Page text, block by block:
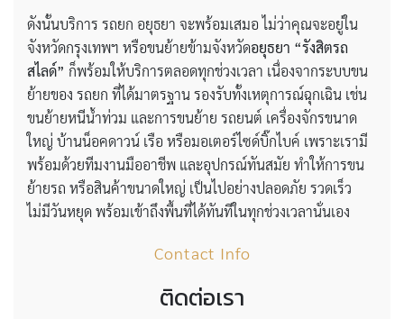
ดังนั้นบริการ รถยก อยุธยา จะพร้อมเสมอ ไม่ว่าคุณจะอยู่ใน
จังหวัดกรุงเทพฯ หรือขนย้ายข้ามจังหวัดอยุธยา “รังสิตรถ
สไลด์” ก็พร้อมให้บริการตลอดทุกช่วงเวลา เนื่องจากระบบขน
ย้ายของ รถยก ที่ได้มาตรฐาน รองรับทั้งเหตุการณ์ฉุกเฉิน เช่น
ขนย้ายหนีน้ำท่วม และการขนย้าย รถยนต์ เครื่องจักรขนาด
ใหญ่ บ้านน็อคดาวน์ เรือ หรือมอเตอร์ไซด์บิ๊กไบค์ เพราะเรามี
พร้อมด้วยทีมงานมืออาชีพ และอุปกรณ์ทันสมัย ทำให้การขน
ย้ายรถ หรือสินค้าขนาดใหญ่ เป็นไปอย่างปลอดภัย รวดเร็ว
ไม่มีวันหยุด พร้อมเข้าถึงพื้นที่ได้ทันทีในทุกช่วงเวลานั่นเอง
Contact Info
ติดต่อเรา